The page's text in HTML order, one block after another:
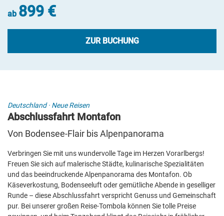
ab 899 €
ZUR BUCHUNG
Deutschland· Neue Reisen
Abschlussfahrt Montafon
Von Bodensee-Flair bis Alpenpanorama
Verbringen Sie mit uns wundervolle Tage im Herzen Vorarlbergs!
Freuen Sie sich auf malerische Städte, kulinarische Spezialitäten
und das beeindruckende Alpenpanorama des Montafon. Ob
Käseverkostung, Bodenseeluft oder gemütliche Abende in geselliger
Runde – diese Abschlussfahrt verspricht Genuss und Gemeinschaft
pur. Bei unserer großen Reise-Tombola können Sie tolle Preise